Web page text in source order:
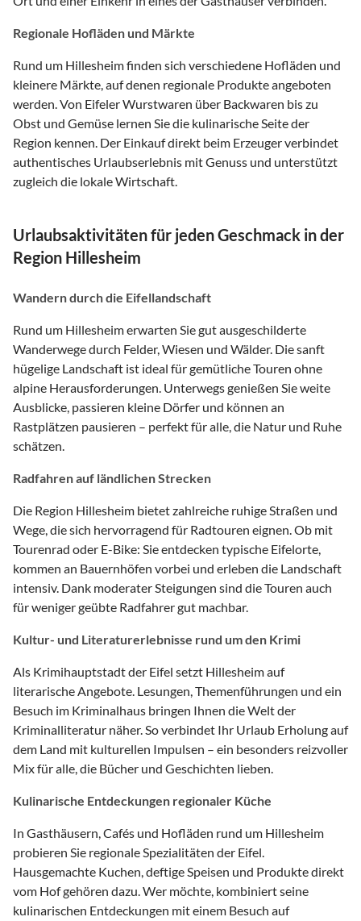
Regionale Hofläden und Märkte
Rund um Hillesheim finden sich verschiedene Hofläden und
kleinere Märkte, auf denen regionale Produkte angeboten
werden. Von Eifeler Wurstwaren über Backwaren bis zu
Obst und Gemüse lernen Sie die kulinarische Seite der
Region kennen. Der Einkauf direkt beim Erzeuger verbindet
authentisches Urlaubserlebnis mit Genuss und unterstützt
zugleich die lokale Wirtschaft.
Urlaubsaktivitäten für jeden Geschmack in der
Region Hillesheim
Wandern durch die Eifellandschaft
Rund um Hillesheim erwarten Sie gut ausgeschilderte
Wanderwege durch Felder, Wiesen und Wälder. Die sanft
hügelige Landschaft ist ideal für gemütliche Touren ohne
alpine Herausforderungen. Unterwegs genießen Sie weite
Ausblicke, passieren kleine Dörfer und können an
Rastplätzen pausieren – perfekt für alle, die Natur und Ruhe
schätzen.
Radfahren auf ländlichen Strecken
Die Region Hillesheim bietet zahlreiche ruhige Straßen und
Wege, die sich hervorragend für Radtouren eignen. Ob mit
Tourenrad oder E-Bike: Sie entdecken typische Eifelorte,
kommen an Bauernhöfen vorbei und erleben die Landschaft
intensiv. Dank moderater Steigungen sind die Touren auch
für weniger geübte Radfahrer gut machbar.
Kultur- und Literaturerlebnisse rund um den Krimi
Als Krimihauptstadt der Eifel setzt Hillesheim auf
literarische Angebote. Lesungen, Themenführungen und ein
Besuch im Kriminalhaus bringen Ihnen die Welt der
Kriminalliteratur näher. So verbindet Ihr Urlaub Erholung auf
dem Land mit kulturellen Impulsen – ein besonders reizvoller
Mix für alle, die Bücher und Geschichten lieben.
Kulinarische Entdeckungen regionaler Küche
In Gasthäusern, Cafés und Hofläden rund um Hillesheim
probieren Sie regionale Spezialitäten der Eifel.
Hausgemachte Kuchen, deftige Speisen und Produkte direkt
vom Hof gehören dazu. Wer möchte, kombiniert seine
kulinarischen Entdeckungen mit einem Besuch auf